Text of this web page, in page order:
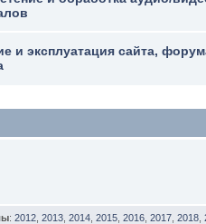
и эксплуатация сайта,
: 2012 2013 2014 2015 2016 2017 2018